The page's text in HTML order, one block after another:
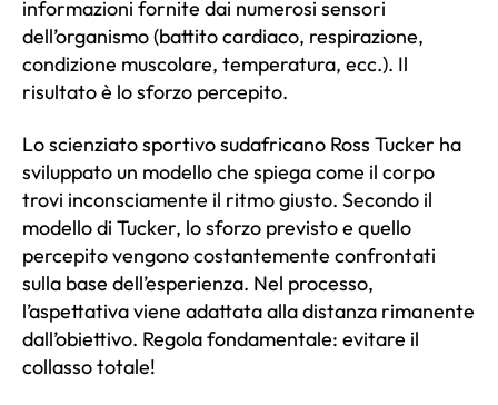
informazioni fornite dai numerosi sensori
dell’organismo (battito cardiaco, respirazione,
condizione muscolare, temperatura, ecc.). Il
risultato è lo sforzo percepito.
Lo scienziato sportivo sudafricano Ross Tucker ha
sviluppato un modello che spiega come il corpo
trovi inconsciamente il ritmo giusto. Secondo il
modello di Tucker, lo sforzo previsto e quello
percepito vengono costantemente confrontati
sulla base dell’esperienza. Nel processo,
l’aspettativa viene adattata alla distanza rimanente
dall’obiettivo. Regola fondamentale: evitare il
collasso totale!